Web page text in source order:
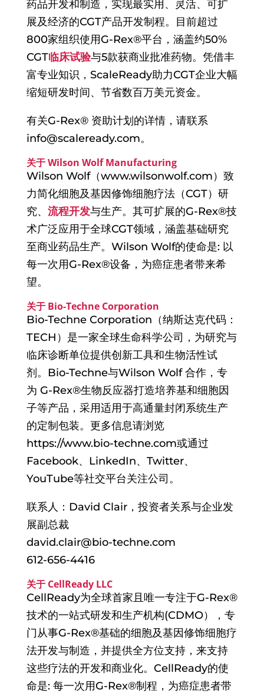
药品开发和制造，实现最实用、灵活、可扩
展及经济的CGT产品开发制程。目前超过
800家组织使用G-Rex®平台，涵盖约50%
CGT临床试验与5款获商业批准药物。凭借丰
富专业知识，ScaleReady助力CGT企业大幅
缩短研发时间、节省数百万美元资金。
有关G-Rex® 资助计划的详情，请联系
info@scaleready.com。
关于 Wilson Wolf Manufacturing
Wilson Wolf（www.wilsonwolf.com）致
力简化细胞及基因修饰细胞疗法（CGT）研
究、 流程开发与生产。其可扩展的G-Rex®技
术广泛应用于全球CGT领域，涵盖基础研究
至商业药品生产。Wilson Wolf的使命是: 以
每一次用G-Rex®设备，为癌症患者带来希
望。
关于 Bio-Techne Corporation
Bio-Techne Corporation（纳斯达克代码：
TECH）是一家全球生命科学公司，为研究与
临床诊断单位提供创新工具和生物活性试
剂。Bio-Techne与Wilson Wolf 合作，专
为 G-Rex®生物反应器打造培养基和细胞因
子等产品，采用适用于高通量封闭系统生产
的定制包装。更多信息请浏览
https://www.bio-techne.com或通过
Facebook、LinkedIn、Twitter、
YouTube等社交平台关注公司。
联系人：David Clair，投资者关系与企业发
展副总裁
david.clair@bio-techne.com
612-656-4416
关于 CellReady LLC
CellReady为全球首家且唯一专注于G-Rex®
技术的一站式研发和生产机构(CDMO），专
门从事G-Rex®基础的细胞及基因修饰细胞疗
法开发与制造，并提供全方位支持，来支持
这些疗法的开发和商业化。CellReady的使
命是: 每一次用G-Rex®制程，为癌症患者带